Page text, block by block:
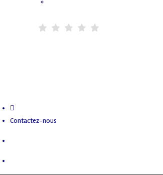
Contactez-nous